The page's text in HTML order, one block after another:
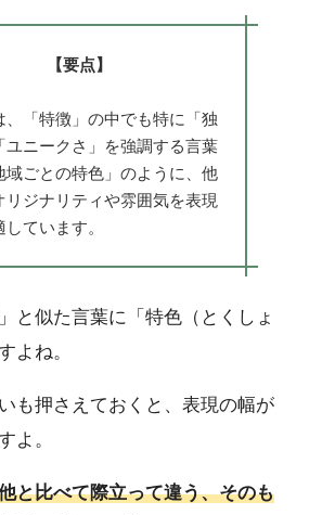
【要点】
、「特徴」の中でも特に「独
ユニークさ」を強調する言葉
域ごとの特色」のように、他
リジナリティや雰囲気を表現
ています。
と似た言葉に「特色（とくしょ
よね。
も押さえておくと、表現の幅が
よ。
と比べて際立って違う、そのも